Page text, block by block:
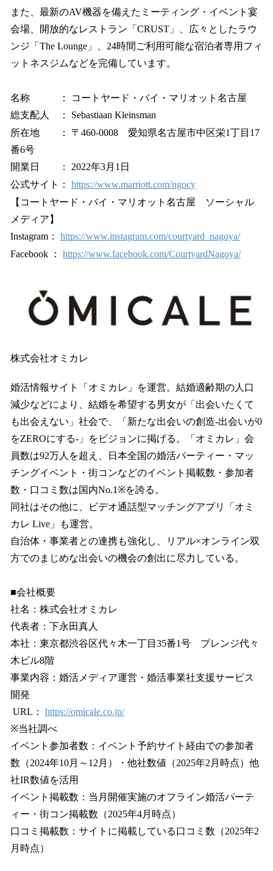
また、最新のAV機器を備えたミーティング・イベント宴
会場、開放的なレストラン「CRUST」、広々としたラウ
ンジ「The Lounge」、24時間ご利用可能な宿泊者専用フィ
ットネスジムなどを完備しています。
名称 ： コートヤード・バイ・マリオット名古屋
総支配人 ： Sebastiaan Kleinsman
所在地 ： 〒460-0008 愛知県名古屋市中区栄1丁目17
番6号
開業日 ： 2022年3月1日
公式サイト： https://www.marriott.com/ngocy
【コートヤード・バイ・マリオット名古屋 ソーシャル
メディア】
Instagram： https://www.instagram.com/courtyard_nagoya/
Facebook ： https://www.facebook.com/CourtyardNagoya/
株式会社オミカレ
婚活情報サイト「オミカレ」を運営。結婚適齢期の人口
減少などにより、結婚を希望する男女が「出会いたくて
も出会えない」社会で、「新たな出会いの創造-出会いが0
をZEROにする-」をビジョンに掲げる。「オミカレ」会
員数は92万人を超え、日本全国の婚活パーティー・マッ
チングイベント・街コンなどのイベント掲載数・参加者
数・口コミ数は国内No.1※を誇る。
同社はその他に、ビデオ通話型マッチングアプリ「オミ
カレ Live」も運営。
自治体・事業者との連携も強化し、リアル×オンライン双
方でのまじめな出会いの機会の創出に尽力している。
■会社概要
社名：株式会社オミカレ
代表者：下永田真人
本社：東京都渋谷区代々木一丁目35番1号 プレンジ代々
木ビル8階
事業内容：婚活メディア運営・婚活事業社支援サービス
開発
URL： https://omicale.co.jp/
※当社調べ
イベント参加者数：イベント予約サイト経由での参加者
数（2024年10月～12月）・他社数値（2025年2月時点）他
社IR数値を活用
イベント掲載数：当月開催実施のオフライン婚活パーテ
ィー・街コン掲載数（2025年4月時点）
口コミ掲載数：サイトに掲載している口コミ数（2025年2
月時点）